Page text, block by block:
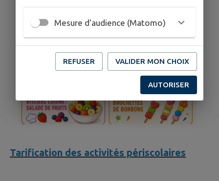
Tarification des activités périscolaires
Mesure d'audience (Matomo)
REFUSER VALIDER MON CHOIX
AUTORISER